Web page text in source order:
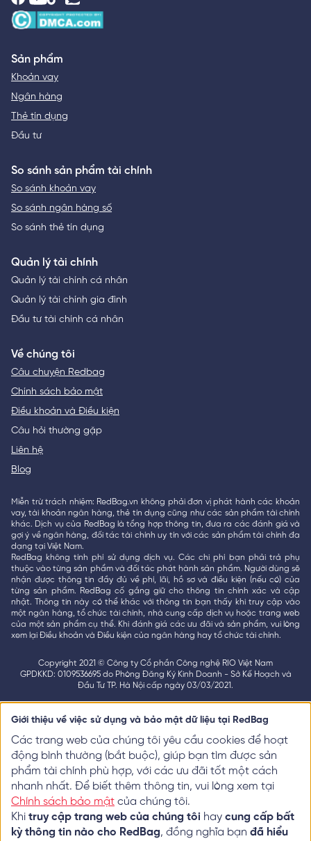
Sản phẩm
Khoản vay
Ngân hàng
Thẻ tín dụng
Đầu tư
So sánh sản phẩm tài chính
So sánh khoản vay
So sánh ngân hàng số
So sánh thẻ tín dụng
Quản lý tài chính
Quản lý tài chính cá nhân
Quản lý tài chính gia đình
Đầu tư tài chính cá nhân
Về chúng tôi
Câu chuyện Redbag
Chính sách bảo mật
Điều khoản và Điều kiện
Câu hỏi thường gặp
Liên hệ
Blog
Miễn trừ trách nhiệm: RedBag.vn không phải đơn vị phát hành các khoản
vay, tài khoản ngân hàng, thẻ tín dụng cũng như các sản phẩm tài chính
khác. Dịch vụ của RedBag là tổng hợp thông tin, đưa ra các đánh giá và
gợi ý về ngân hàng, đối tác tài chính uy tín với các sản phẩm tài chính đa
dạng tại Việt Nam.
RedBag không tính phí sử dụng dịch vụ. Các chi phí bạn phải trả phụ
thuộc vào từng sản phẩm và đối tác phát hành sản phẩm. Người dùng sẽ
nhận được thông tin đầy đủ về phí, lãi, hồ sơ và điều kiện (nếu có) của
từng sản phẩm. RedBag cố gắng giữ cho thông tin chính xác và cập
nhật. Thông tin này có thể khác với thông tin bạn thấy khi truy cập vào
một ngân hàng, tổ chức tài chính, nhà cung cấp dịch vụ hoặc trang web
của một sản phẩm cụ thể. Khi đánh giá các ưu đãi và sản phẩm, vui lòng
xem lại Điều khoản và Điều kiện của ngân hàng hay tổ chức tài chính.
Copyright 2021 © Công ty Cổ phần Công nghệ RIO Việt Nam
GPDKKD: 0109536695 do Phòng Đăng Ký Kinh Doanh - Sở Kế Hoạch và
Đầu Tư TP. Hà Nội cấp ngày 03/03/2021.
Giới thiệu về việc sử dụng và bảo mật dữ liệu tại RedBag
Các trang web của chúng tôi yêu cầu cookies để hoạt
động bình thường (bắt buộc), giúp bạn tìm được sản
phẩm tài chính phù hợp, với các ưu đãi tốt một cách
nhanh nhất. Để biết thêm thông tin, vui lòng xem tại
Chính sách bảo mật của chúng tôi.
Khi truy cập trang web của chúng tôi hay cung cấp bất
kỳ thông tin nào cho RedBag, đồng nghĩa bạn đã hiểu